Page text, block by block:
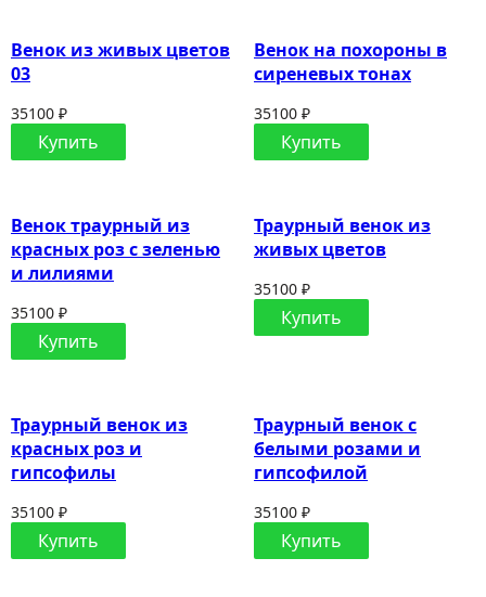
Венок из живых цветов
03
35100 ₽
Купить
Венок на похороны в
сиреневых тонах
35100 ₽
Купить
Венок траурный из
красных роз с зеленью
и лилиями
35100 ₽
Купить
Траурный венок из
живых цветов
35100 ₽
Купить
Траурный венок из
красных роз и
гипсофилы
35100 ₽
Купить
Траурный венок с
белыми розами и
гипсофилой
35100 ₽
Купить